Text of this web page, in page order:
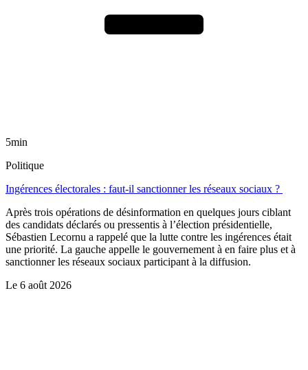
5min
Politique
Ingérences électorales : faut-il sanctionner les réseaux sociaux ?
Après trois opérations de désinformation en quelques jours ciblant
des candidats déclarés ou pressentis à l’élection présidentielle,
Sébastien Lecornu a rappelé que la lutte contre les ingérences était
une priorité. La gauche appelle le gouvernement à en faire plus et à
sanctionner les réseaux sociaux participant à la diffusion.
Le 6 août 2026